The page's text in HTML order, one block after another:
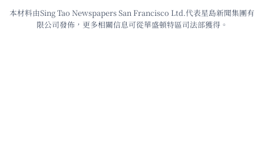
本材料由Sing Tao Newspapers San Francisco Ltd.代表星島新聞集團有
限公司發佈，更多相關信息可從華盛頓特區司法部獲得。